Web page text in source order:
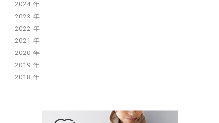
2024
2023
2022
2021
2020
2019
2018